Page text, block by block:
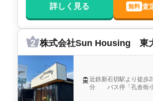
詳しく見る 無料 査
株式会社Sun Housing 東
近鉄新石切駅より徒
分 バス停「孔舎衙小